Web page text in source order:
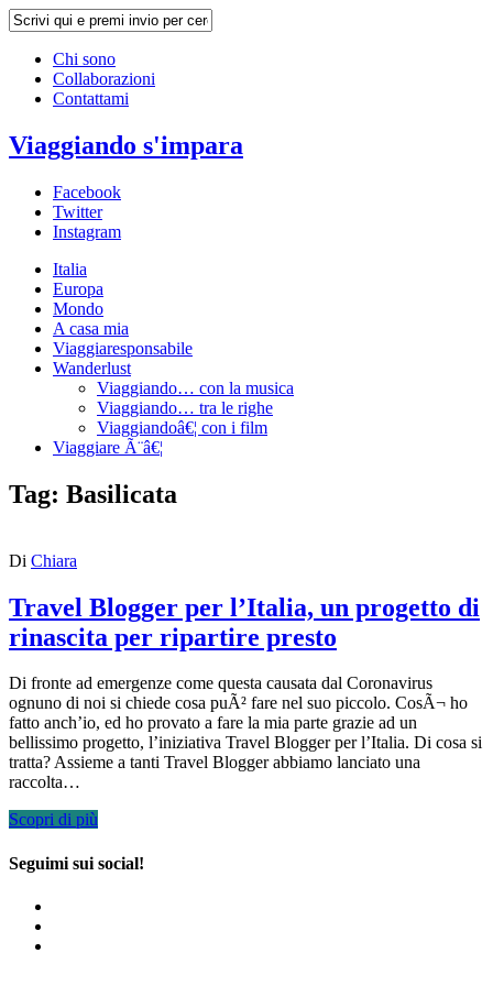
Chi sono
Collaborazioni
Contattami
Viaggiando s'impara
Facebook
Twitter
Instagram
Italia
Europa
Mondo
A casa mia
Viaggiaresponsabile
Wanderlust
Viaggiando… con la musica
Viaggiando… tra le righe
Viaggiandoâ€¦ con i film
Viaggiare Ã¨â€¦
Tag: Basilicata
Di Chiara
Travel Blogger per l’Italia, un progetto di
rinascita per ripartire presto
Di fronte ad emergenze come questa causata dal Coronavirus
ognuno di noi si chiede cosa puÃ² fare nel suo piccolo. CosÃ¬ ho
fatto anch’io, ed ho provato a fare la mia parte grazie ad un
bellissimo progetto, l’iniziativa Travel Blogger per l’Italia. Di cosa si
tratta? Assieme a tanti Travel Blogger abbiamo lanciato una
raccolta…
Scopri di più
Seguimi sui social!